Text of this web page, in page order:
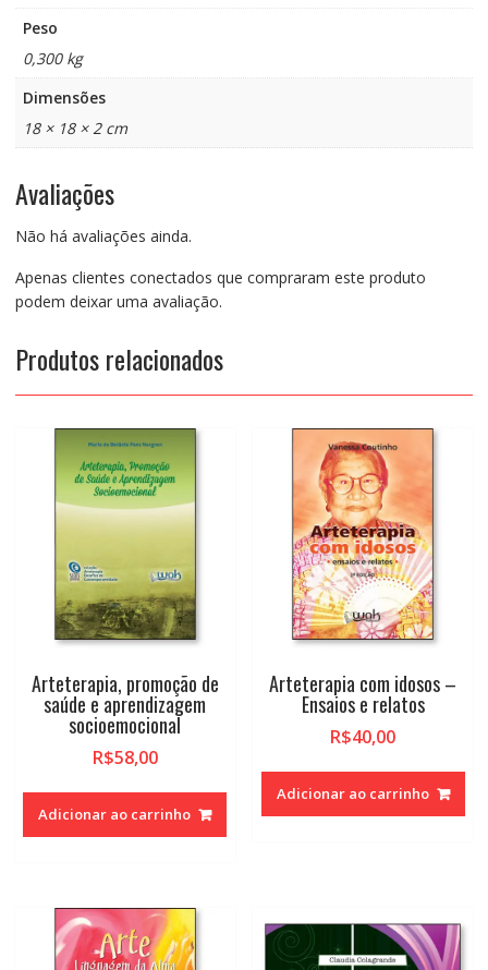
Peso
0,300 kg
Dimensões
18 × 18 × 2 cm
Avaliações
Não há avaliações ainda.
Apenas clientes conectados que compraram este produto
podem deixar uma avaliação.
Produtos relacionados
Arteterapia, promoção de
saúde e aprendizagem
socioemocional
R$58,00
Adicionar ao carrinho
Arteterapia com idosos –
Ensaios e relatos
R$40,00
Adicionar ao carrinho